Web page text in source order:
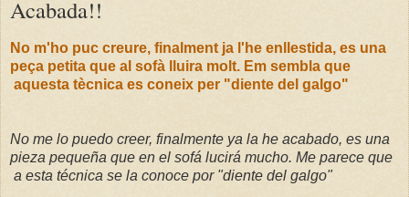
Acabada!!
No m'ho puc creure, finalment ja l'he enllestida, es una
peça petita que al sofà lluira molt. Em sembla que
aquesta tècnica es coneix per "diente del galgo"
No me lo puedo creer, finalmente ya la he acabado, es una
pieza pequeña que en el sofá lucirá mucho. Me parece que
a esta técnica se la conoce por "diente del galgo"